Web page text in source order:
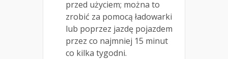
przed użyciem; można to
zrobić za pomocą ładowarki
lub poprzez jazdę pojazdem
przez co najmniej 15 minut
co kilka tygodni.